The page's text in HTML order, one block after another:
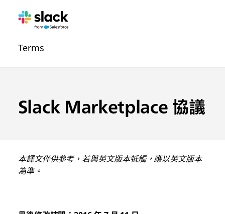
Slack Marketplace 協議
其
Terms頁
本譯文僅供參考，若與英文版本牴觸，應以英文版本
為準。